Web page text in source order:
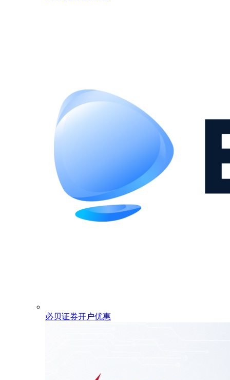
必贝证券开户优惠